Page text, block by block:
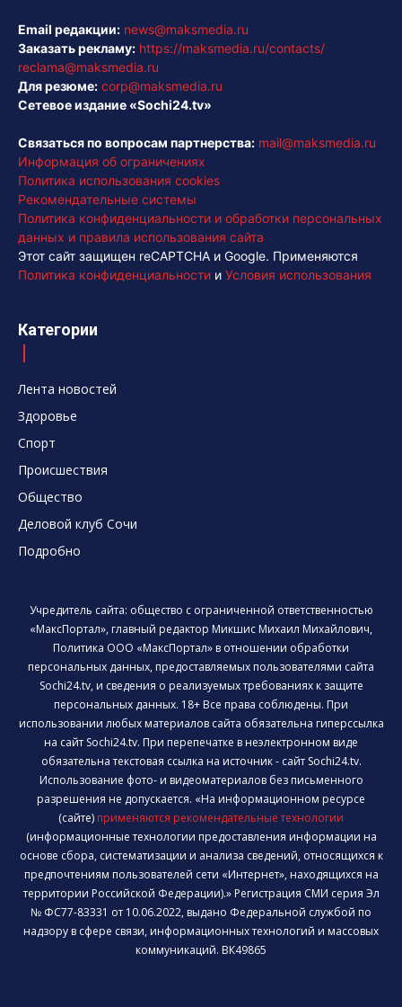
Email редакции: news@maksmedia.ru
Заказать рекламу: https://maksmedia.ru/contacts/
reclama@maksmedia.ru
Для резюме: corp@maksmedia.ru
Сетевое издание «Sochi24.tv»
Связаться по вопросам партнерства: mail@maksmedia.ru
Информация об ограничениях
Политика использования cookies
Рекомендательные системы
Политика конфиденциальности и обработки персональных
данных и правила использования сайта
Этот сайт защищен reCAPTCHA и Google. Применяются
Политика конфиденциальности и Условия использования
Категории
Лента новостей
Здоровье
Спорт
Происшествия
Общество
Деловой клуб Сочи
Подробно
Учредитель сайта: общество с ограниченной ответственностью
«МаксПортал», главный редактор Микшис Михаил Михайлович,
Политика ООО «МаксПортал» в отношении обработки
персональных данных, предоставляемых пользователями сайта
Sochi24.tv, и сведения о реализуемых требованиях к защите
персональных данных. 18+ Все права соблюдены. При
использовании любых материалов сайта обязательна гиперссылка
на сайт Sochi24.tv. При перепечатке в неэлектронном виде
обязательна текстовая ссылка на источник - сайт Sochi24.tv.
Использование фото- и видеоматериалов без письменного
разрешения не допускается. «На информационном ресурсе
(сайте) применяются рекомендательные технологии
(информационные технологии предоставления информации на
основе сбора, систематизации и анализа сведений, относящихся к
предпочтениям пользователей сети «Интернет», находящихся на
территории Российской Федерации).» Регистрация СМИ серия Эл
№ ФС77-83331 от 10.06.2022, выдано Федеральной службой по
надзору в сфере связи, информационных технологий и массовых
коммуникаций. ВК49865